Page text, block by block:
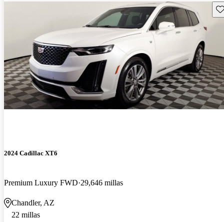
2024 Cadillac XT6
Premium Luxury FWD 29,646 millas
Chandler, AZ
22 millas